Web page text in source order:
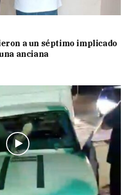
a un séptimo implicado
anciana